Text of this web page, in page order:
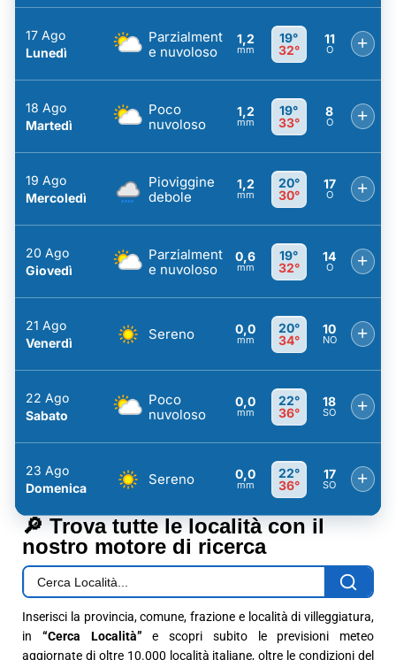
17 Ago
Lunedì
Parzialment
e nuvoloso
1,2
mm
19°
32°
11
O +
18 Ago
Martedì
Poco
nuvoloso
1,2
mm
19°
33°
8
O +
19 Ago
Mercoledì
Pioviggine
debole
1,2
mm
20°
30°
17
O +
20 Ago
Giovedì
Parzialment
e nuvoloso
0,6
mm
19°
32°
14
O +
21 Ago
Venerdì
Sereno 0,0
mm
20°
34°
10
NO +
22 Ago
Sabato
Poco
nuvoloso
0,0
mm
22°
36°
18
SO +
23 Ago
Domenica
Sereno 0,0
mm
22°
36°
17
SO +
🔎 Trova tutte le località con il
nostro motore di ricerca
Inserisci la provincia, comune, frazione e località di villeggiatura,
in “Cerca Località” e scopri subito le previsioni meteo
aggiornate di oltre 10.000 località italiane, oltre le condizioni del